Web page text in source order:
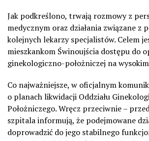
Jak podkreślono, trwają rozmowy z
medycznym oraz działania związane z
kolejnych lekarzy specjalistów. Celem
mieszkankom Świnoujścia dostępu do
ginekologiczno-położniczej na
Co najważniejsze, w oficjalnym
o planach likwidacji Oddziału
Położniczego. Wręcz przeciwnie –
szpitala informują, że podejmowane
doprowadzić do jego stabilnego